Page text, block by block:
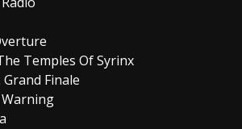
Temples Of Syrinx
Grand Finale
Warning